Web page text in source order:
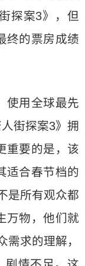
探案3》，但
终的票房成绩
使用全球最先
街探案3》拥
重要的是，该
适合春节档的
是所有观众都
万物，他们就
需求的理解，